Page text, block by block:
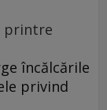
printre
încălcările
privind